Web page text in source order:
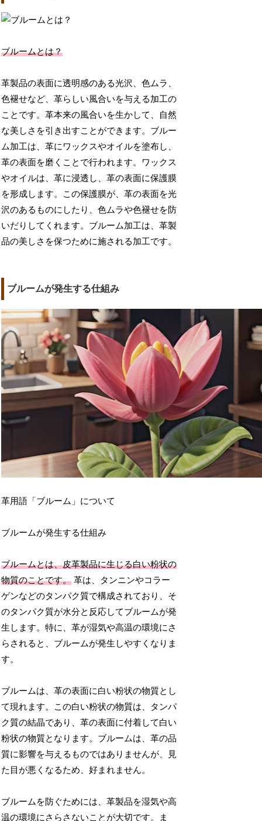
ブルームとは？
革製品の表面に透明感のある光沢、色ムラ、
色褪せなど、革らしい風合いを与える加工の
ことです。革本来の風合いを生かして、自然
な美しさを引き出すことができます。ブルー
ム加工は、革にワックスやオイルを塗布し、
革の表面を磨くことで行われます。ワックス
やオイルは、革に浸透し、革の表面に保護膜
を形成します。この保護膜が、革の表面を光
沢のあるものにしたり、色ムラや色褪せを防
いだりしてくれます。ブルーム加工は、革製
品の美しさを保つために施される加工です。
ブルームが発生する仕組み
革用語「ブルーム」について
ブルームが発生する仕組み
ブルームとは、皮革製品に生じる白い粉状の
物質のことです。 革は、タンニンやコラー
ゲンなどのタンパク質で構成されており、そ
のタンパク質が水分と反応してブルームが発
生します。特に、革が湿気や高温の環境にさ
らされると、ブルームが発生しやすくなりま
す。
ブルームは、革の表面に白い粉状の物質とし
て現れます。この白い粉状の物質は、タンパ
ク質の結晶であり、革の表面に付着して白い
粉状の物質となります。ブルームは、革の品
質に影響を与えるものではありませんが、見
た目が悪くなるため、好まれません。
ブルームを防ぐためには、革製品を湿気や高
温の環境にさらさないことが大切です。ま